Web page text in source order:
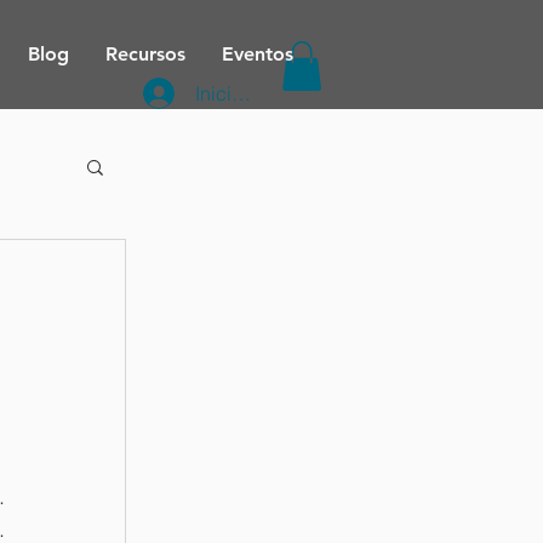
Blog Recursos Eventos
Iniciar sesión